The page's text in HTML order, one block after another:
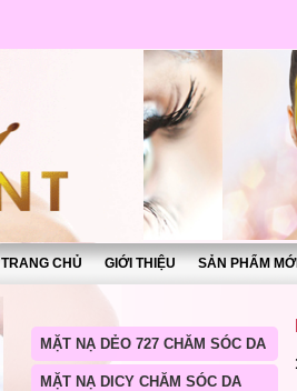
TRANG CHỦ GIỚI THIỆU SẢN PHẨM MỚI
MẶT NẠ DẺO 727 CHĂM SÓC DA
MẶT NẠ DICY CHĂM SÓC DA